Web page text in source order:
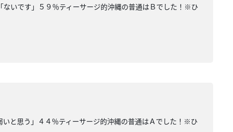
いです」５９％ティーサージ的沖縄の普通はＢでした！※ひ
と思う」４４％ティーサージ的沖縄の普通はＡでした！※ひ